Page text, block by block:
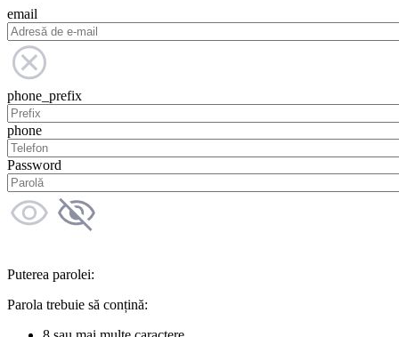
email
phone_prefix
phone
Password
Puterea parolei:
Parola trebuie să conțină: